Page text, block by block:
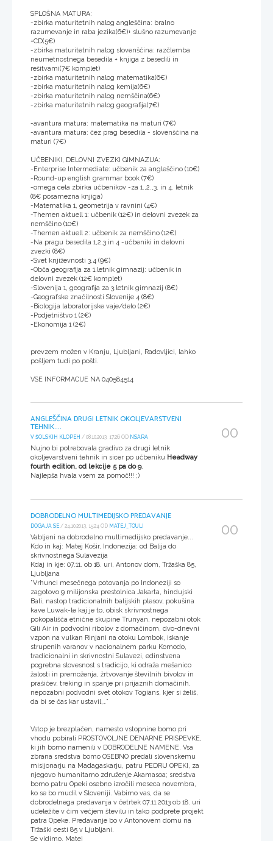
SPLOŠNA MATURA:
-zbirka maturitetnih nalog angleščina: bralno
razumevanje in raba jezika(6€)+ slušno razumevanje
+CD(5€)
-zbirka maturitetnih nalog slovenščina: razčlemba
neumetnostnega besedila + knjiga z besedili in
rešitvami(7€ komplet)
-zbirka maturitetnih nalog matematika(6€)
-zbirka maturitetnih nalog kemija(6€)
-zbirka maturitetnih nalog nemščina(6€)
-zbirka maturitetnih nalog geografija(7€)
-avantura matura: matematika na maturi (7€)
-avantura matura: čez prag besedila - slovenščina na
maturi (7€)
UČBENIKI, DELOVNI ZVEZKI GIMNAZIJA:
-Enterprise Intermediate: učbenik za angleščino (10€)
-Round-up english grammar book (7€)
-omega cela zbirka učbenikov -za 1.,2.,3. in 4. letnik
(8€ posamezna knjiga)
-Matematika 1, geometrija v ravnini (4€)
-Themen aktuell 1: učbenik (12€) in delovni zvezek za
nemščino (10€)
-Themen aktuell 2: učbenik za nemščino (12€)
-Na pragu besedila 1,2,3 in 4 -učbeniki in delovni
zvezki (8€)
-Svet književnosti 3,4 (9€)
-Obča geografija za 1.letnik gimnazij: učbenik in
delovni zvezek (12€ komplet)
-Slovenija 1, geografija za 3.letnik gimnazij (8€)
-Geografske značilnosti Slovenije 4 (8€)
-Biologija laboratorijske vaje/delo (2€)
-Podjetništvo 1 (2€)
-Ekonomija 1 (2€)
prevzem možen v Kranju, Ljubljani, Radovljici, lahko
pošljem tudi po pošti.
VSE INFORMACIJE NA 040584514
ANGLEŠČINA DRUGI LETNIK OKOLJEVARSTVENI
TEHNIK....
V ŠOLSKIH KLOPEH / 08.10.2013, 17:26 OD NSARA
Nujno bi potrebovala gradivo za drugi letnik
okoljevarstveni tehnik in sicer po učbeniku Headway
fourth edition, od lekcije 5 pa do 9.
Najlepša hvala vsem za pomoč!!! ;)
00
DOBRODELNO MULTIMEDIJSKO PREDAVANJE
DOGAJA SE / 24.10.2013, 15:24 OD MATEJ_TOULI
Vabljeni na dobrodelno multimedijsko predavanje...
Kdo in kaj: Matej Košir, Indonezija: od Balija do
skrivnostnega Sulavezija
Kdaj in kje: 07.11. ob 18. uri, Antonov dom, Tržaška 85,
Ljubljana
”Vrhunci mesečnega potovanja po Indoneziji so
zagotovo 9 milijonska prestolnica Jakarta, hindujski
Bali, nastop tradicionalnih balijskih plesov, pokušina
kave Luwak-le kaj je to, obisk skrivnostnega
pokopališča etnične skupine Trunyan, nepozabni otok
Gili Air in podvodni ribolov z domačinom, dvo-dnevni
vzpon na vulkan Rinjani na otoku Lombok, iskanje
strupenih varanov v nacionalnem parku Komodo,
tradicionalni in skrivnostni Sulavezi, edinstvena
pogrebna slovesnost s tradicijo, ki odraža mešanico
žalosti in premoženja, žrtvovanje številnih bivolov in
prašičev, treking in spanje pri prijaznih domačinih,
nepozabni podvodni svet otokov Togians, kjer si želiš,
da bi se čas kar ustavil,…”
Vstop je brezplačen, namesto vstopnine bomo pri
vhodu pobirali PROSTOVOLJNE DENARNE PRISPEVKE,
ki jih bomo namenili v DOBRODELNE NAMENE. Vsa
zbrana sredstva bomo OSEBNO predali slovenskemu
misijonarju na Madagaskarju, patru PEDRU OPEKI, za
njegovo humanitarno združenje Akamasoa; sredstva
bomo patru Opeki osebno izročili meseca novembra,
ko se bo mudil v Sloveniji. Vabimo vas, da se
dobrodelnega predavanja v četrtek 07.11.2013 ob 18. uri
udeležite v čim večjem številu in tako podprete projekt
patra Opeke. Predavanje bo v Antonovem domu na
Tržaški cesti 85 v Ljubljani.
Se vidimo, Matej
00